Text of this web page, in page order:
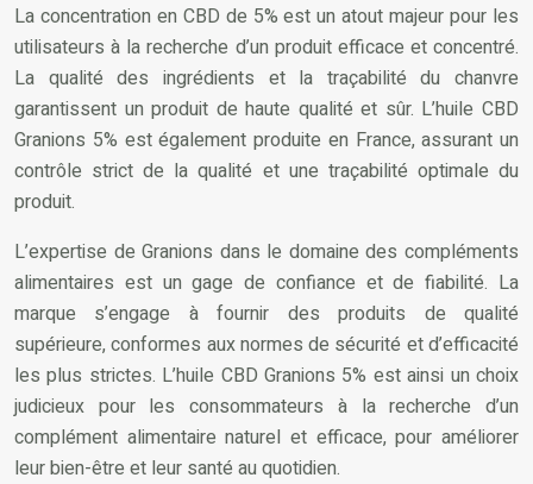
La concentration en CBD de 5% est un atout majeur pour les
utilisateurs à la recherche d’un produit efficace et concentré.
La qualité des ingrédients et la traçabilité du chanvre
garantissent un produit de haute qualité et sûr. L’huile CBD
Granions 5% est également produite en France, assurant un
contrôle strict de la qualité et une traçabilité optimale du
produit.
L’expertise de Granions dans le domaine des compléments
alimentaires est un gage de confiance et de fiabilité. La
marque s’engage à fournir des produits de qualité
supérieure, conformes aux normes de sécurité et d’efficacité
les plus strictes. L’huile CBD Granions 5% est ainsi un choix
judicieux pour les consommateurs à la recherche d’un
complément alimentaire naturel et efficace, pour améliorer
leur bien-être et leur santé au quotidien.